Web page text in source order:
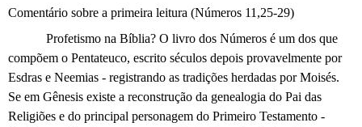
Comentário sobre a primeira leitura (Números 11,25-29)
Profetismo na Bíblia? O livro dos Números é um dos que
compõem o Pentateuco, escrito séculos depois provavelmente por
Esdras e Neemias - registrando as tradições herdadas por Moisés.
Se em Gênesis existe a reconstrução da genealogia do Pai das
Religiões e do principal personagem do Primeiro Testamento -